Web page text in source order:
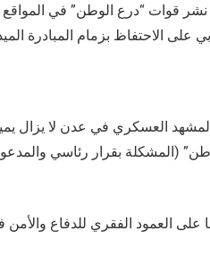
قوات “درع الوطن” في المواقع
على الاحتفاظ بزمام المبادرة
المشهد العسكري في عدن لا يزال
(المشكلة بقرار رئاسي
العمود الفقري للدفاع والأمن